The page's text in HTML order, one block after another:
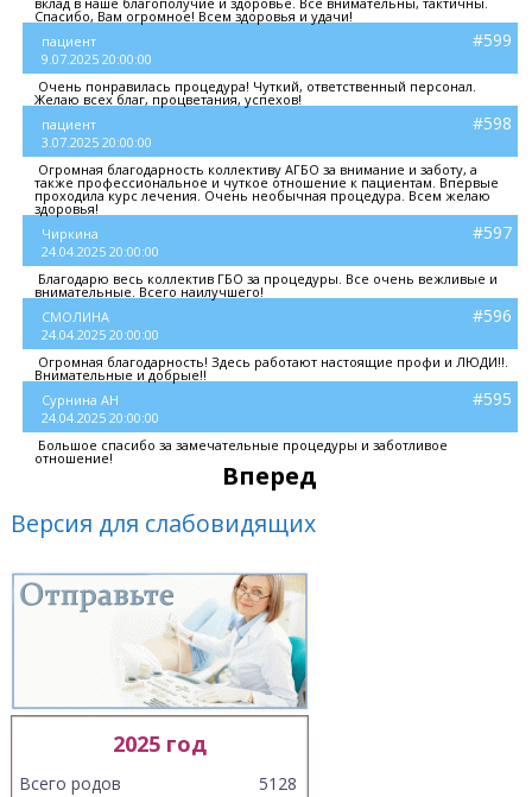
Спасибо, Вам огромное! Всем здоровья и удачи!
пациент
9.07.2025 20:00:00
#599
Очень понравилась процедура! Чуткий, ответственный персонал.
Желаю всех благ, процветания, успехов!
пациент
3.07.2025 20:00:00
#598
Огромная благодарность коллективу АГБО за внимание и заботу, а
также профессиональное и чуткое отношение к пациентам. Впервые
проходила курс лечения. Очень необычная процедура. Всем желаю
здоровья!
Чиркина
24.04.2025 20:00:00
#597
Благодарю весь коллектив ГБО за процедуры. Все очень вежливые и
внимательные. Всего наилучшего!
СМОЛИНА
24.04.2025 20:00:00
#596
Огромная благодарность! Здесь работают настоящие профи и ЛЮДИ!!.
Внимательные и добрые!!
Сурнина АН
24.04.2025 20:00:00
#595
Большое спасибо за замечательные процедуры и заботливое
отношение!
Вперед
Версия для слабовидящих
2025 год
Всего родов
5128